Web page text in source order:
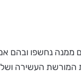
ממנה נחשפו
המורשת העשירה